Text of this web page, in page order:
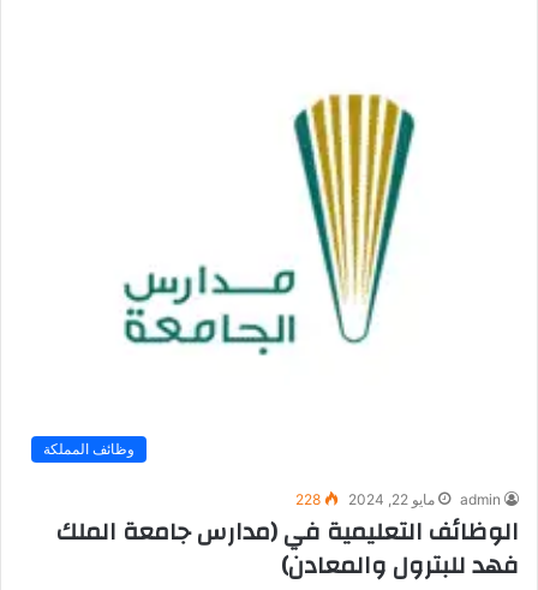
وظائف المملكة
admin مايو 22, 2024 228
الوظائف التعليمية في (مدارس جامعة الملك
فهد للبترول والمعادن)